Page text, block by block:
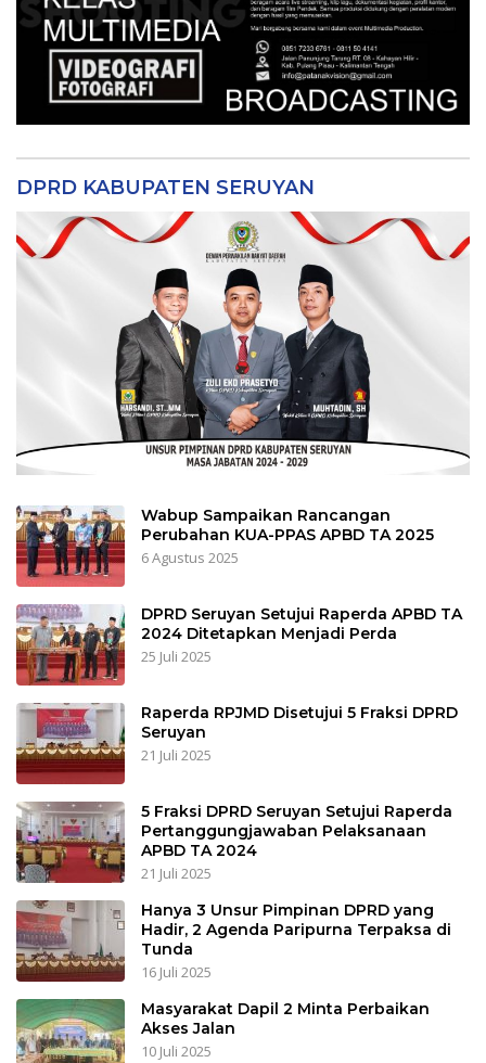
DPRD KABUPATEN SERUYAN
Wabup Sampaikan Rancangan
Perubahan KUA-PPAS APBD TA 2025
6 Agustus 2025
DPRD Seruyan Setujui Raperda APBD TA
2024 Ditetapkan Menjadi Perda
25 Juli 2025
Raperda RPJMD Disetujui 5 Fraksi DPRD
Seruyan
21 Juli 2025
5 Fraksi DPRD Seruyan Setujui Raperda
Pertanggungjawaban Pelaksanaan
APBD TA 2024
21 Juli 2025
Hanya 3 Unsur Pimpinan DPRD yang
Hadir, 2 Agenda Paripurna Terpaksa di
Tunda
16 Juli 2025
Masyarakat Dapil 2 Minta Perbaikan
Akses Jalan
10 Juli 2025